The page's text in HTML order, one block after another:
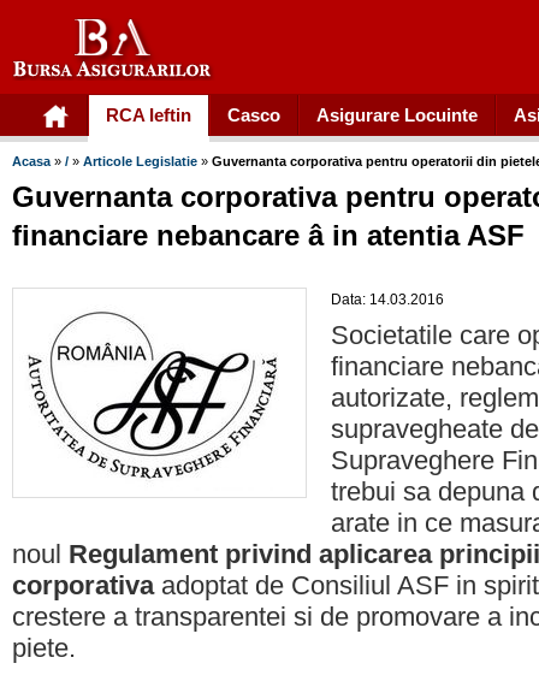
RCA Ieftin Casco Asigurare Locuinte
Acasa » / » Articole Legislatie » Guvernanta corporativa pentru operatorii din
Guvernanta corporativa pentru
financiare nebancare â in atentia ASF
Data: 14.03.2016
Societatile care
financiare
autorizate,
supravegheate
Supraveghere
trebui sa depuna
arate in ce
noul Regulament privind aplicarea
corporativa adoptat de Consiliul ASF in
crestere a transparentei si de promovare a
piete.